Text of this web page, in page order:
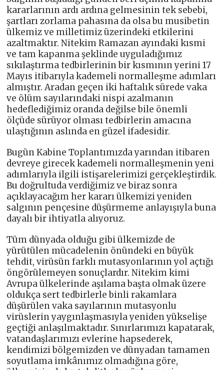
kararlarının ardı ardına gelmesinin tek sebebi,
şartları zorlama pahasına da olsa bu musibetin
ülkemiz ve milletimiz üzerindeki etkilerini
azaltmaktır. Nitekim Ramazan ayındaki kısmi
ve tam kapanma şeklinde uyguladığımız
sıkılaştırma tedbirlerinin bir kısmının yerini 17
Mayıs itibarıyla kademeli normalleşme adımları
almıştır. Aradan geçen iki haftalık sürede vaka
ve ölüm sayılarındaki nispi azalmanın
hedeflediğimiz oranda değilse bile önemli
ölçüde sürüyor olması tedbirlerin amacına
ulaştığının aslında en güzel ifadesidir.
Bugün Kabine Toplantımızda yarından itibaren
devreye girecek kademeli normalleşmenin yeni
adımlarıyla ilgili istişarelerimizi gerçekleştirdik.
Bu doğrultuda verdiğimiz ve biraz sonra
açıklayacağım her kararı ülkemizi yeniden
salgının pençesine düşürmeme anlayışıyla buna
dayalı bir ihtiyatla alıyoruz.
Tüm dünyada olduğu gibi ülkemizde de
yürütülen mücadelenin önündeki en büyük
tehdit, virüsün farklı mutasyonlarının yol açtığı
öngörülemeyen sonuçlardır. Nitekim kimi
Avrupa ülkelerinde aşılama başta olmak üzere
oldukça sert tedbirlerle binli rakamlara
düşürülen vaka sayılarının mutasyonlu
virüslerin yaygınlaşmasıyla yeniden yükselişe
geçtiği anlaşılmaktadır. Sınırlarımızı kapatarak,
vatandaşlarımızı evlerine hapsederek,
kendimizi bölgemizden ve dünyadan tamamen
soyutlama imkânımız olmadığına göre,